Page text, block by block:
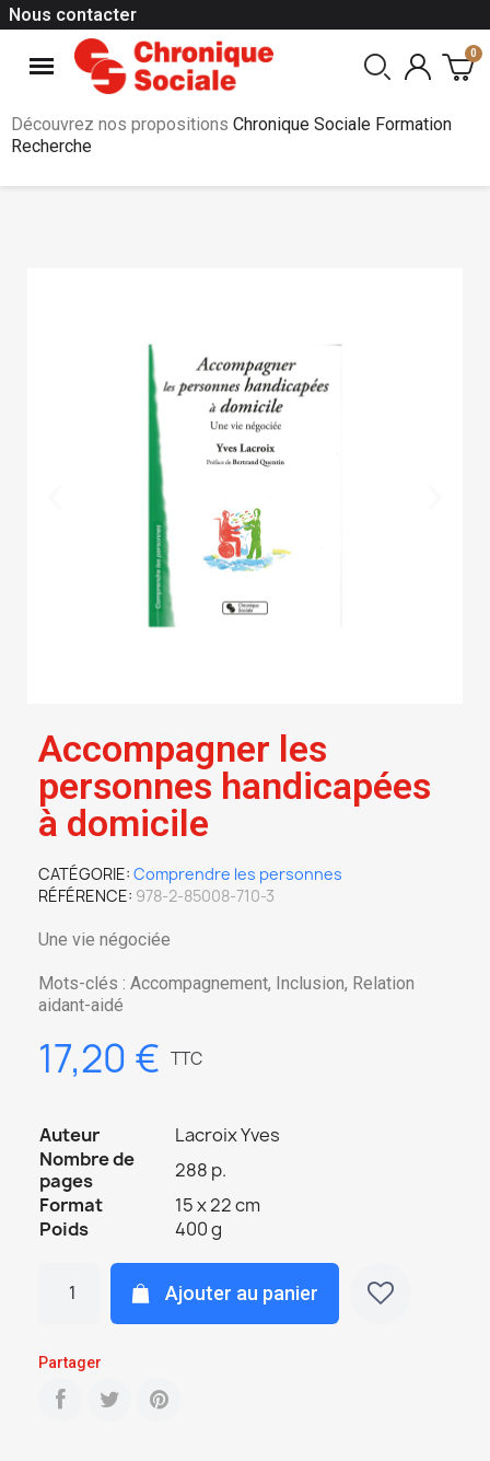
Nous contacter
Découvrez nos propositions Chronique Sociale Formation
Recherche
Accompagner les
personnes handicapées
à domicile
CATÉGORIE Comprendre les personnes
RÉFÉRENCE 978-2-85008-710-3
Une vie négociée
Mots-clés : Accompagnement, Inclusion, Relation
aidant-aidé
17,20 € TTC
Auteur
Lacroix Yves
Nombre de
pages
288 p.
Format
15 x 22 cm
Poids
400 g
Ajouter au panier
Partager